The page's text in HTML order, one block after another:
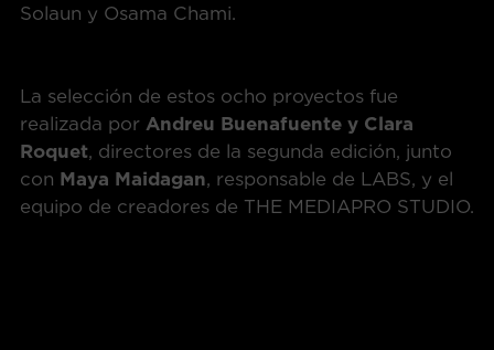
Solaun y Osama Chami.
La selección de estos ocho proyectos fue
realizada por Andreu Buenafuente y Clara
Roquet, directores de la segunda edición, junto
con Maya Maidagan, responsable de LABS, y el
equipo de creadores de THE MEDIAPRO STUDIO.